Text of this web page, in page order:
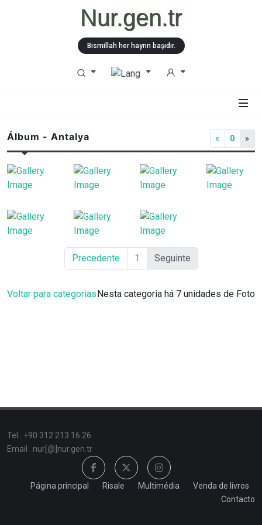
Nur.gen.tr
Bismillah her hayrın başıdır.
Álbum - Antalya « 0 »
Precedente 1 Seguinte
Voltar para categoriasNesta categoria há 7 unidades de Foto
Tel.: +90 312 213 16 26
Email : nur[@]nur.gen.tr
Página principal Risale Multimédia
Venda de livros
Contacto